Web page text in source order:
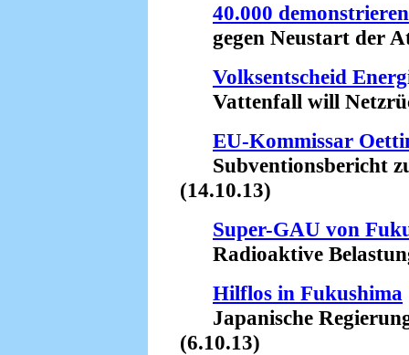
40.000
gegen Neustart der
Volksentscheid
Vattenfall will
EU-Kommissar
Subventionsbericht
(14.10.13)
Super-GAU von
Radioaktive
Hilflos in Fukushima
Japanische
(6.10.13)